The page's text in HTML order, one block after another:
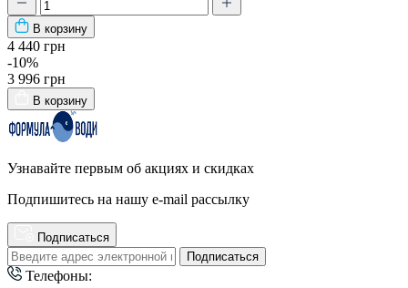
В корзину
4 440 грн
-10%
3 996 грн
В корзину
Узнавайте первым об акциях и скидках
Подпишитесь на нашу e-mail рассылку
Подписаться
Подписаться
Телефоны: